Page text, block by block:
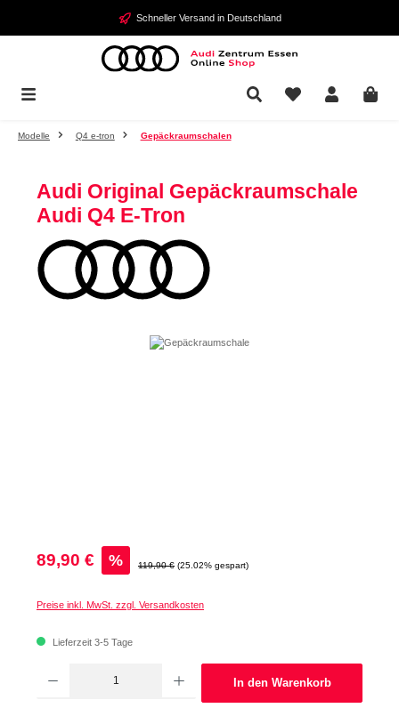
Zum Hauptinhalt springen Schneller Versand in Deutschland
Modelle Q4 e-tron Gepäckraumschalen
Audi Original Gepäckraumschale
Audi Q4 E-Tron
Verkaufspreis:
89,90 € % Regulärer Preis:
119,90 € (25.02% gespart)
Preise inkl. MwSt. zzgl. Versandkosten
Lieferzeit 3-5 Tage
In den Warenkorb